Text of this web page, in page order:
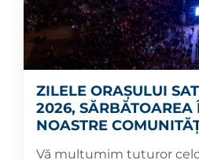
ZILELE ORAȘULUI
2026, SĂRBĂTOAREA
NOASTRE
Vă mulțumim tuturor